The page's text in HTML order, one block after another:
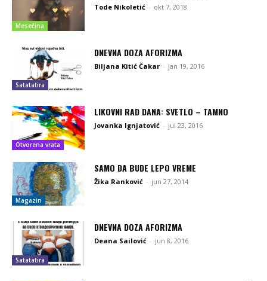
Mesečina
Tode Nikoletić - okt 7, 2018
Satatatira
DNEVNA DOZA AFORIZMA
Biljana Kitić Čakar - jan 19, 2016
Otvorena vrata
LIKOVNI RAD DANA: SVETLO – TAMNO
Jovanka Ignjatović - jul 23, 2016
Magazin
SAMO DA BUDE LEPO VREME
Žika Ranković - jun 27, 2014
Satatatira
DNEVNA DOZA AFORIZMA
Deana Sailović - jun 8, 2016